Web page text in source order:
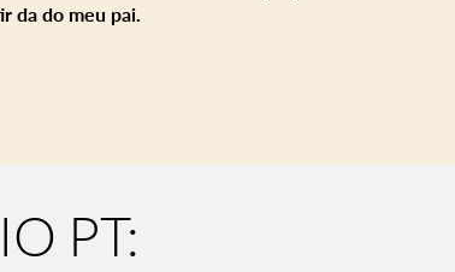
da do meu pai.
PT: